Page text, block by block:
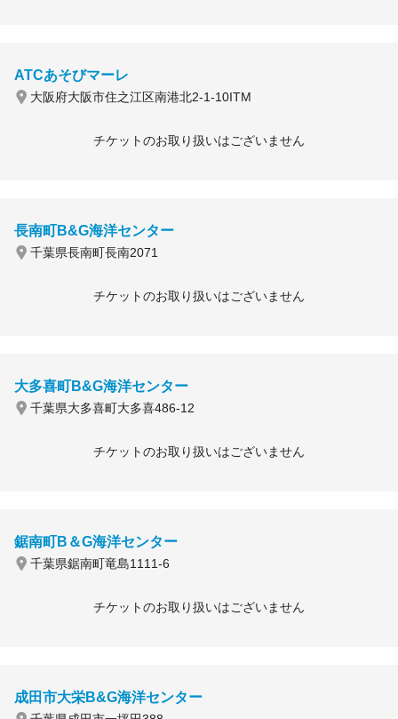
ATCあそびマーレ
大阪府大阪市住之江区南港北2-1-10ITM
チケットのお取り扱いはございません
長南町B&G海洋センター
千葉県長南町長南2071
チケットのお取り扱いはございません
大多喜町B&G海洋センター
千葉県大多喜町大多喜486-12
チケットのお取り扱いはございません
鋸南町B＆G海洋センター
千葉県鋸南町竜島1111-6
チケットのお取り扱いはございません
成田市大栄B&G海洋センター